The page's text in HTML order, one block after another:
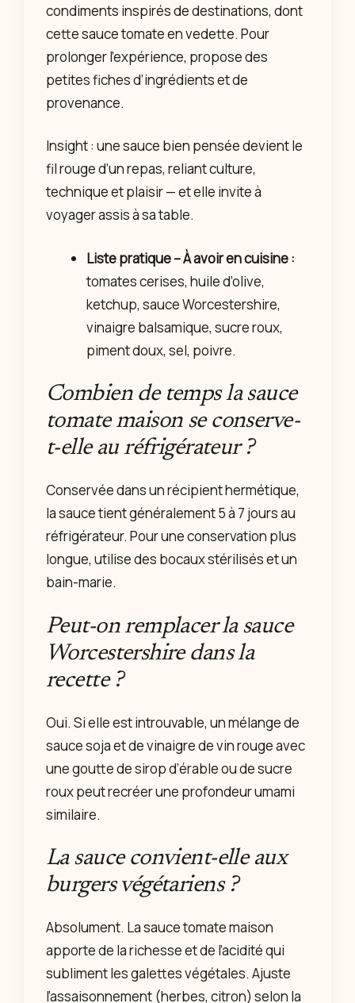
condiments inspirés de destinations, dont
cette sauce tomate en vedette. Pour
prolonger l’expérience, propose des
petites fiches d’ingrédients et de
provenance.
Insight : une sauce bien pensée devient le
fil rouge d’un repas, reliant culture,
technique et plaisir — et elle invite à
voyager assis à sa table.
Liste pratique – À avoir en cuisine :
tomates cerises, huile d’olive,
ketchup, sauce Worcestershire,
vinaigre balsamique, sucre roux,
piment doux, sel, poivre.
Combien de temps la sauce
tomate maison se conserve-
t-elle au réfrigérateur ?
Conservée dans un récipient hermétique,
la sauce tient généralement 5 à 7 jours au
réfrigérateur. Pour une conservation plus
longue, utilise des bocaux stérilisés et un
bain-marie.
Peut-on remplacer la sauce
Worcestershire dans la
recette ?
Oui. Si elle est introuvable, un mélange de
sauce soja et de vinaigre de vin rouge avec
une goutte de sirop d’érable ou de sucre
roux peut recréer une profondeur umami
similaire.
La sauce convient-elle aux
burgers végétariens ?
Absolument. La sauce tomate maison
apporte de la richesse et de l’acidité qui
subliment les galettes végétales. Ajuste
l’assaisonnement (herbes, citron) selon la